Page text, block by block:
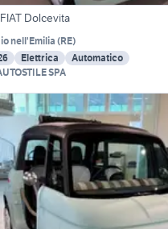
Dolcevita
nell'Emilia (RE)
Elettrica
Automatico
SPA